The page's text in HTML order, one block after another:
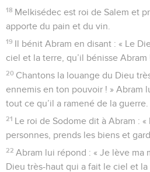
18 Melkisédec est roi de Salem et
apporte du pain et du vin.
19 Il bénit Abram en disant : « Le
ciel et la terre, qu’il bénisse Abram
20 Chantons la louange du Dieu
ennemis en ton pouvoir ! » Abram
tout ce qu’il a ramené de la guerre.
21 Le roi de Sodome dit à Abram :
personnes, prends les biens et
22 Abram lui répond : « Je lève ma
Dieu très-haut qui a fait le ciel et la